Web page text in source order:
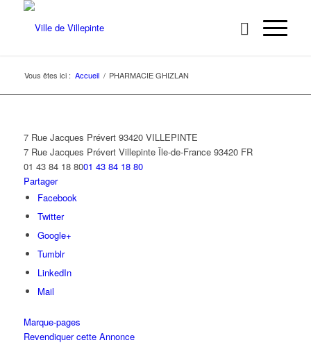
Vous êtes ici : Accueil / PHARMACIE GHIZLAN
7 Rue Jacques Prévert 93420 VILLEPINTE
7 Rue Jacques Prévert Villepinte Île-de-France 93420 FR
01 43 84 18 8001 43 84 18 80
Partager
Facebook
Twitter
Google+
Tumblr
LinkedIn
Mail
Marque-pages
Revendiquer cette Annonce